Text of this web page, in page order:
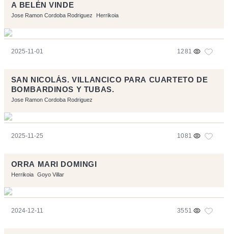
A BELÉN VINDE
Jose Ramon Cordoba Rodriguez Herrikoia
2025-11-01 1281
SAN NICOLÁS. VILLANCICO PARA CUARTETO DE
BOMBARDINOS Y TUBAS.
Jose Ramon Cordoba Rodriguez
2025-11-25 1081
ORRA MARI DOMINGI
Herrikoia Goyo Villar
2024-12-11 3551